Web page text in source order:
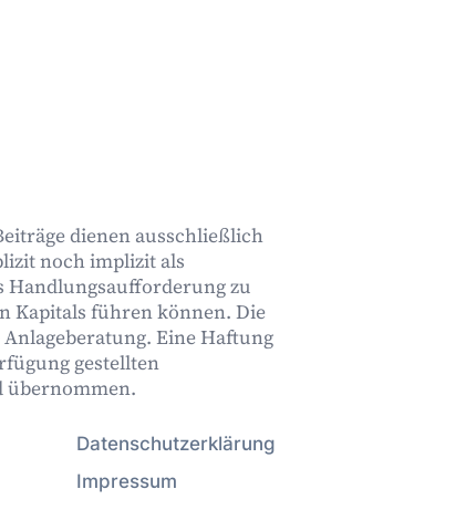
dienen ausschließlich
noch implizit als
Handlungsaufforderung zu
Kapitals führen können. Die
Eine Haftung
gestellten
übernommen.
Datenschutzerklärung
Impressum